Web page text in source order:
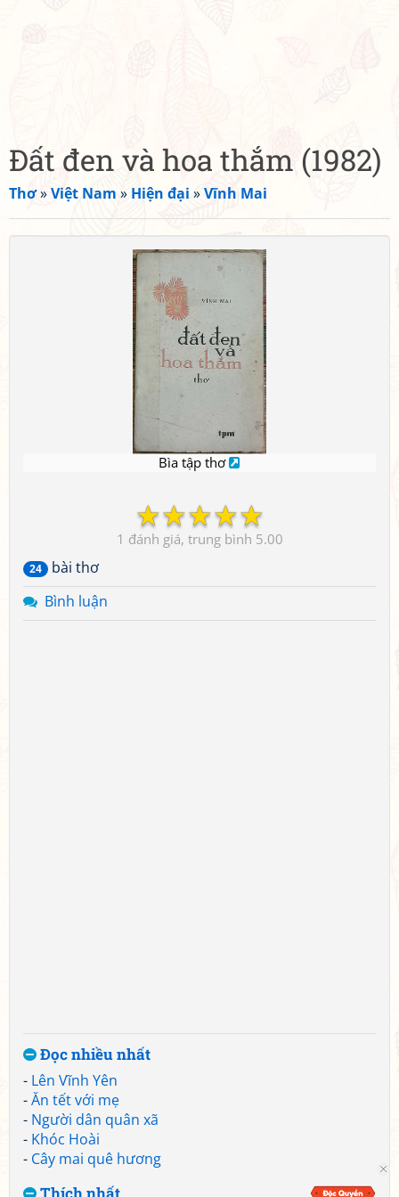
Đất đen và hoa thắm (1982)
Thơ»Việt Nam » Hiện đại »Vĩnh Mai
Bìa tập thơ
☆
☆
☆
☆
☆
1 5.00
24
bài thơ
Bình luận
Đọc nhiều nhất
- Lên Vĩnh Yên
-Ăn tết với mẹ
- Người dân quân xã
- Khóc Hoài
- Cây mai quê hương